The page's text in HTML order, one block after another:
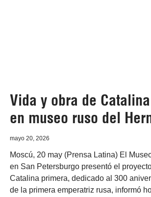
Vida y obra de
en museo ruso del
mayo 20, 2026
Moscú, 20 may (Prensa Latina) El
en San Petersburgo presentó el
Catalina primera, dedicado al 300
de la primera emperatriz rusa, informó